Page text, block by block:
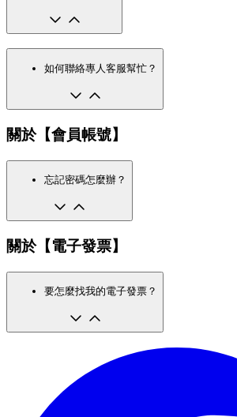
如何聯絡專人客服幫忙？
關於【會員帳號】
忘記密碼怎麼辦？
關於【電子發票】
要怎麼找我的電子發票？